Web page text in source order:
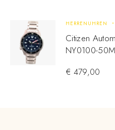
HERRENUHREN
Citizen
NY0100-
€ 479,00